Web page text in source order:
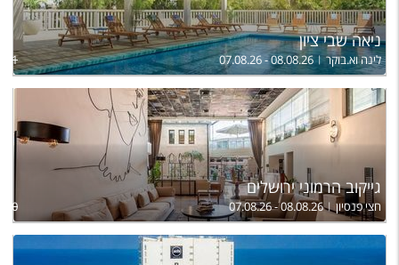
שירות לקוחות
טופס צור קשר
תקנון
נגישות
עקבו אחרינו
ניאה שבי ציון
לינה וא.בוקר 07.08.26 - 08.08.26
גייקוב הרמוני ירושלים
חצי פנסיון 07.08.26 - 08.08.26